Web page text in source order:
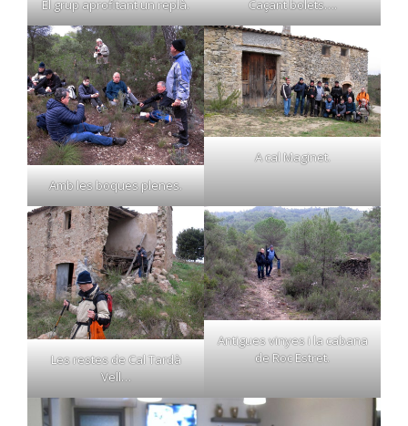
El grup aprofitant un replà. Caçant bolets….
Amb les boques plenes.
A cal Maginet.
Les restes de Cal Tardà
Vell…
Antigues vinyes i la cabana
de Roc Estret.